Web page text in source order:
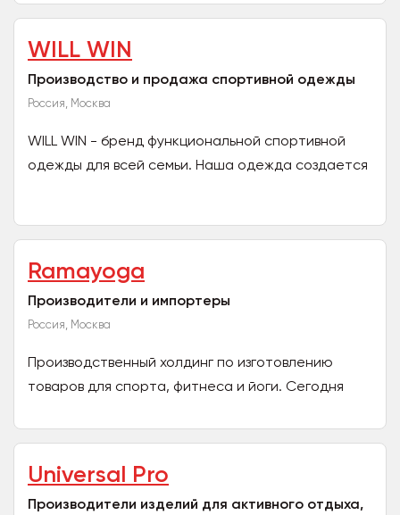
оплаты, работаем со...
WILL WIN
Производство и продажа спортивной одежды
Россия, Москва
WILL WIN - бренд функциональной спортивной
одежды для всей семьи. Наша одежда создается
Ramayoga
Производители и импортеры
Россия, Москва
Производственный холдинг по изготовлению
товаров для спорта, фитнеса и йоги. Сегодня
качественное...
Universal Pro
Производители изделий для активного отдыха,